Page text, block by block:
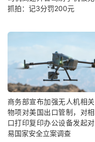
抓拍：记3分罚200元
商务部宣布加强无人机相
物项对美国出口管制，对
口打印复印办公设备发起
易国家安全立案调查